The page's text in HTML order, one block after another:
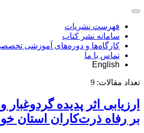
فهرست نشریات
سامانه نشر کتاب
کارگاه‌ها و دوره‌های آموزشی
تماس با ما
English
تعداد مقالات: 9
ارزیابی اثر پدیده
بر رفاه ذرت‌کاران استان